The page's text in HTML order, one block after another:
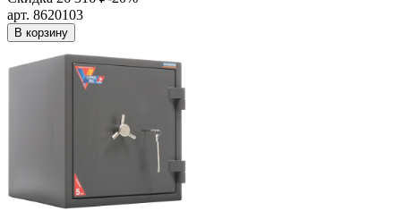
арт. 8620103
В корзину